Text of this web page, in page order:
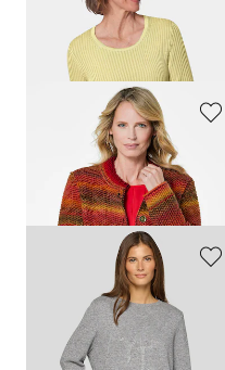
GOLDNER
99,00 CHF
119,00 CHF
139,00 CHF179,00 CHF
Strickpullover mit Wolle und Modal
63,60 CHF159,00 CHF